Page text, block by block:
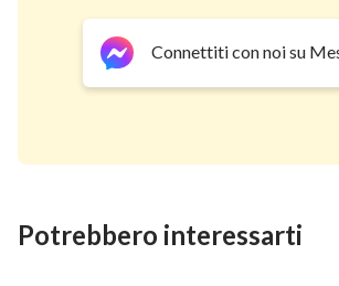
Connettiti con noi su
Potrebbero interessarti